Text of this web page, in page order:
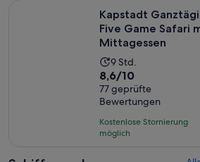
Kapstadt
Five Game Safari
Mittagessen
Die
Aktivität
dauert
9
Stunden
9 Std.
8.6
von
10,
basierend
auf
8,6/10
77 geprüfte
Bewertungen
Kostenlose Stornierung
möglich